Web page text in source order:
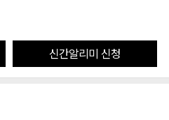
신간알리미 신청